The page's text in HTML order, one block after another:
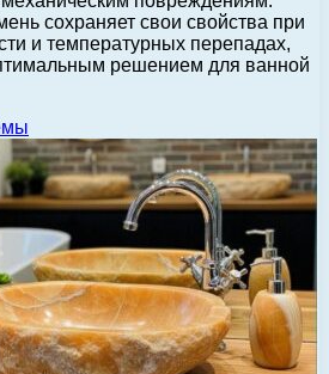
сохраняет свои свойства при
и температурных перепадах,
решением для ванной